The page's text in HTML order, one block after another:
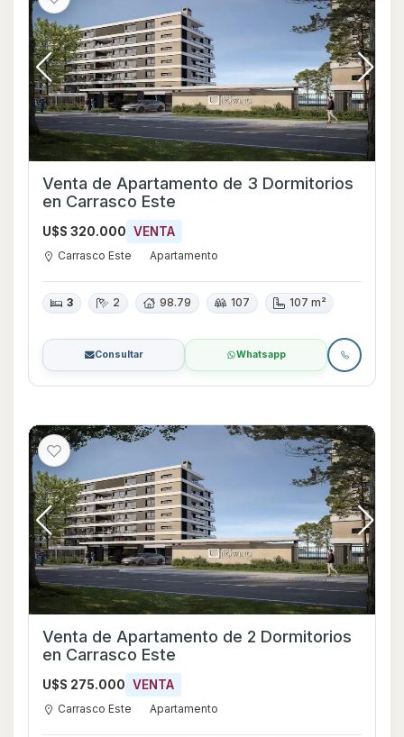
Venta de Apartamento de 3 Dormitorios
en Carrasco Este
U$S 320.000 VENTA
Carrasco Este Apartamento
3 2 98.79 107 107 m²
Consultar Whatsapp
Venta de Apartamento de 2 Dormitorios
en Carrasco Este
U$S 275.000 VENTA
Carrasco Este Apartamento